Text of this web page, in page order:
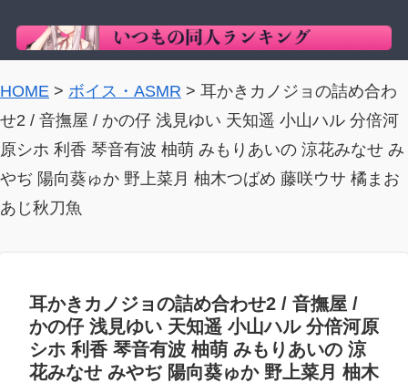
HOME > ボイス・ASMR > 耳かきカノジョの詰め合わ
せ2 / 音撫屋 / かの仔 浅見ゆい 天知遥 小山ハル 分倍河
原シホ 利香 琴音有波 柚萌 みもりあいの 涼花みなせ み
やぢ 陽向葵ゅか 野上菜月 柚木つばめ 藤咲ウサ 橘まお
あじ秋刀魚
耳かきカノジョの詰め合わせ2 / 音撫屋 /
かの仔 浅見ゆい 天知遥 小山ハル 分倍河原
シホ 利香 琴音有波 柚萌 みもりあいの 涼
花みなせ みやぢ 陽向葵ゅか 野上菜月 柚木